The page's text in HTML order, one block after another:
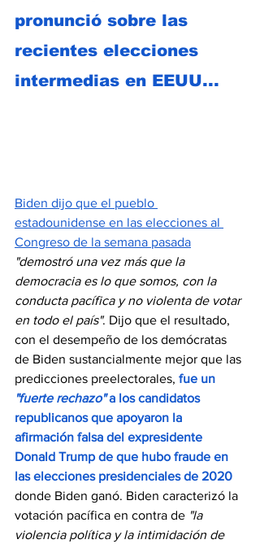
pronunció sobre las
recientes elecciones
intermedias en EEUU...
Biden dijo que el pueblo
estadounidense en las elecciones al
Congreso de la semana pasada
"demostró una vez más que la
democracia es lo que somos, con la
conducta pacífica y no violenta de votar
en todo el país". Dijo que el resultado,
con el desempeño de los demócratas
de Biden sustancialmente mejor que las
predicciones preelectorales, fue un
"fuerte rechazo" a los candidatos
republicanos que apoyaron la
afirmación falsa del expresidente
Donald Trump de que hubo fraude en
las elecciones presidenciales de 2020
donde Biden ganó. Biden caracterizó la
votación pacífica en contra de "la
violencia política y la intimidación de